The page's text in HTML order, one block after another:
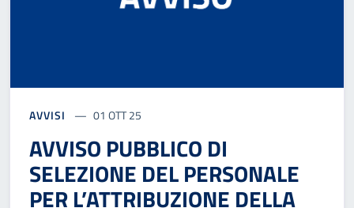
AVVISI 01 OTT 25
AVVISO PUBBLICO DI
SELEZIONE DEL PERSONALE
PER L’ATTRIBUZIONE DELLA